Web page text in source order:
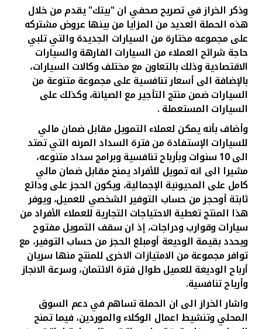
تركيا
مصر
المملكة المتحدة
مملكة البحرين
وذكر الخراز في تصريح صحفي ان "بيتك" يقدم من خلال
هذه الحملة العديد من المزايا من بينها عروض مشتركه
على مجموعه مختارة من السيارات الجديدة والتي تلبي
حاجة شرائح العملاء من السيارات الفارهة والسيارات
الاقتصادية وذلك بالتعاون مع مختلف وكالات السيارات،
بالإضافة الى أسعار تنافسية على مجموعة متنوعة من
السيارات ضمن منتج التأجير مع الصيانة، وكذلك على
السيارات المستعملة .
وأضاف بأنه يمكن لعملاء التمويل مقابل ضمان مالي
للسيارات الإستفادة من فترة السداد المرنه التي تمتد
الى 10 سنوات وبأرباح تنافسية وبرامج سداد متنوعه،
مشيرا الى انه تمويل للأفراد يمنح مقابل ضمان مالي
كامل على المديونية الإجمالية، ويكون الحجز على ودائع
ثابتة أوحجز من حساب التوفير الشخصي للعميل، ويوفر
هذا المنتج تغطية الاحتياجات التجارية للعملاء الأفراد من
سيارات وقوارب ودراجات، إذ ان سقف التمويل مفتوح
ويحدد بقيمة الوديعة أومبلغ الحجز من حساب التوفير، مع
توافر مجموعة من الامتيازات الاخرى للمنتج منها سريان
أرباح الوديعة للعميل طوال فترة الائتمان، وسرعة الانجاز
وأرباح تنافسية.
واشارالخراز الى ان الحملة تساهم في دعم السوق
المحلي وتنشيط اعمال الوكلاء والموردين، فيما تمنح